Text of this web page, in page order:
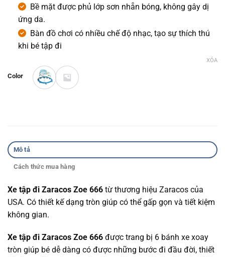
Bề mặt được phủ lớp sơn nhẵn bóng, không gây dị
ứng da.
Bàn đồ chơi có nhiều chế độ nhạc, tạo sự thích thú
khi bé tập đi
Color
XÓA
Mô tả
Cách thức mua hàng
Xe tập đi Zaracos Zoe 666 từ thương hiệu Zaracos của
USA. Có thiết kế dạng tròn giúp có thể gấp gọn và tiết kiệm
không gian.
Xe tập đi Zaracos Zoe 666 được trang bị 6 bánh xe xoay
tròn giúp bé dễ dàng có được những bước đi đầu đời, thiết